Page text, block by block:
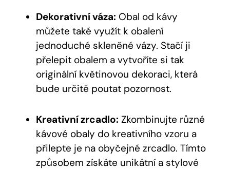
Dekorativní váza: Obal od kávy
můžete také využít k obalení
jednoduché skleněné vázy. Stačí ji
přelepit obalem a vytvoříte si tak
originální květinovou dekoraci, která
bude určitě poutat pozornost.
Kreativní zrcadlo: Zkombinujte různé
kávové obaly do kreativního vzoru a
přilepte je na obyčejné zrcadlo. Tímto
způsobem získáte unikátní a stylové